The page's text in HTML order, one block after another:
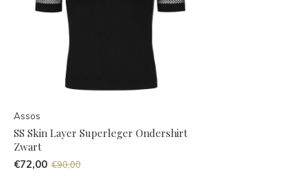
Assos
SS Skin Layer Superleger Ondershirt
Zwart
€72,00 €90,00